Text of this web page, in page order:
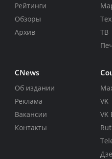
Рейтинги
Обзоры
Архив
ТВ
CNews
Об издании
Реклама
Вакансии
Контакты
VK
VK